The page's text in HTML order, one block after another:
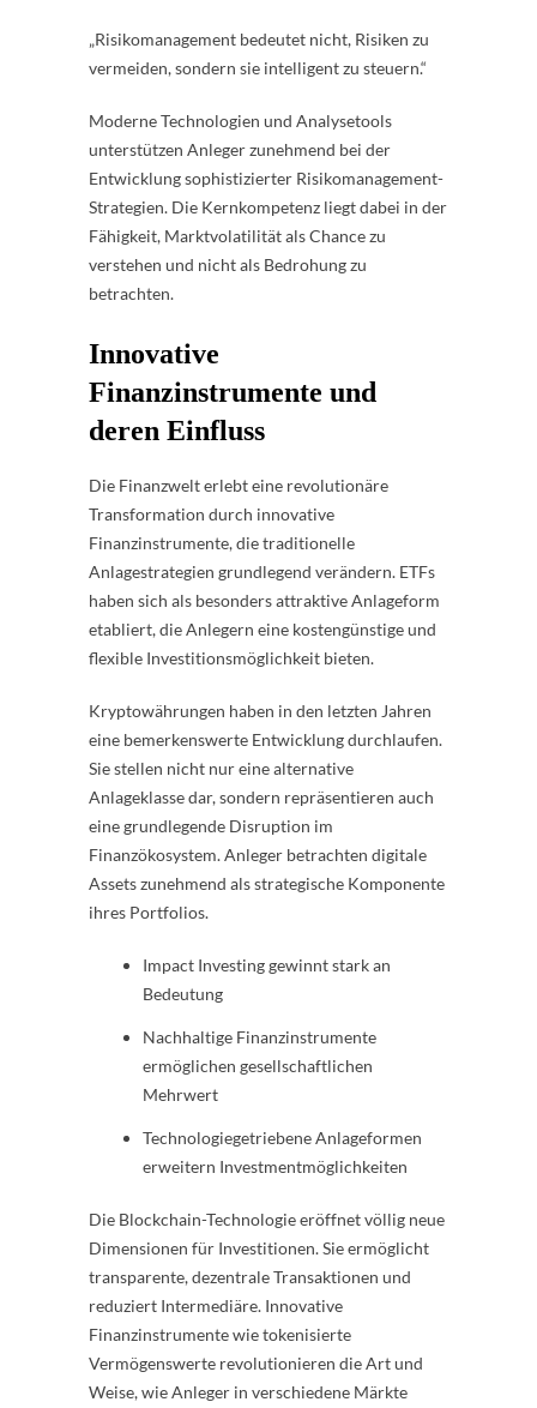
„Risikomanagement bedeutet nicht, Risiken zu
vermeiden, sondern sie intelligent zu steuern.“
Moderne Technologien und Analysetools
unterstützen Anleger zunehmend bei der
Entwicklung sophistizierter Risikomanagement-
Strategien. Die Kernkompetenz liegt dabei in der
Fähigkeit, Marktvolatilität als Chance zu
verstehen und nicht als Bedrohung zu
betrachten.
Innovative
Finanzinstrumente und
deren Einfluss
Die Finanzwelt erlebt eine revolutionäre
Transformation durch innovative
Finanzinstrumente, die traditionelle
Anlagestrategien grundlegend verändern. ETFs
haben sich als besonders attraktive Anlageform
etabliert, die Anlegern eine kostengünstige und
flexible Investitionsmöglichkeit bieten.
Kryptowährungen haben in den letzten Jahren
eine bemerkenswerte Entwicklung durchlaufen.
Sie stellen nicht nur eine alternative
Anlageklasse dar, sondern repräsentieren auch
eine grundlegende Disruption im
Finanzökosystem. Anleger betrachten digitale
Assets zunehmend als strategische Komponente
ihres Portfolios.
Impact Investing gewinnt stark an
Bedeutung
Nachhaltige Finanzinstrumente
ermöglichen gesellschaftlichen
Mehrwert
Technologiegetriebene Anlageformen
erweitern Investmentmöglichkeiten
Die Blockchain-Technologie eröffnet völlig neue
Dimensionen für Investitionen. Sie ermöglicht
transparente, dezentrale Transaktionen und
reduziert Intermediäre. Innovative
Finanzinstrumente wie tokenisierte
Vermögenswerte revolutionieren die Art und
Weise, wie Anleger in verschiedene Märkte